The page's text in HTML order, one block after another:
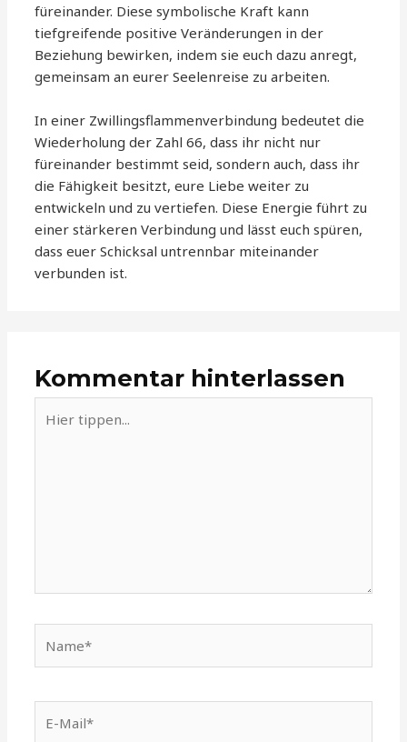
füreinander. Diese symbolische Kraft kann
tiefgreifende positive Veränderungen in der
Beziehung bewirken, indem sie euch dazu anregt,
gemeinsam an eurer Seelenreise zu arbeiten.
In einer Zwillingsflammenverbindung bedeutet die
Wiederholung der Zahl 66, dass ihr nicht nur
füreinander bestimmt seid, sondern auch, dass ihr
die Fähigkeit besitzt, eure Liebe weiter zu
entwickeln und zu vertiefen. Diese Energie führt zu
einer stärkeren Verbindung und lässt euch spüren,
dass euer Schicksal untrennbar miteinander
verbunden ist.
Kommentar hinterlassen
tippen...
Mail*